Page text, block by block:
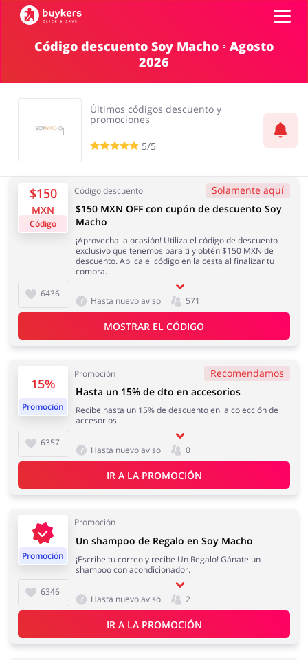
Mascotas
Salud y Belleza
Electrónica y
Electrodomésticos
Regalos y Flores Supermercado
Hogar y Jardín Deporte y Hobby
Turismo y Viajes
Tiendas
AÑADE UN CUPÓN
Código descuento Soy Macho ◦ Agosto
2026
Últimos códigos descuento y
promociones
5/5
$150
MXN
Código
Código descuento Solamente aquí
6436
$150 MXN OFF con cupón de descuento Soy
Macho
¡Aprovecha la ocasión! Utiliza el código de descuento
exclusivo que tenemos para ti y obtén $150 MXN de
descuento. Aplica el código en la cesta al finalizar tu
compra.
Hasta nuevo aviso 571
MOSTRAR EL CÓDIGO
15%
Promoción
Promoción Recomendamos
6357
Hasta un 15% de dto en accesorios
Recibe hasta un 15% de descuento en la colección de
accesorios.
Hasta nuevo aviso 0
IR A LA PROMOCIÓN
Promoción
Promoción
6346
Un shampoo de Regalo en Soy Macho
¡Escribe tu correo y recibe Un Regalo! Gánate un
shampoo con acondicionador.
Hasta nuevo aviso 2
IR A LA PROMOCIÓN